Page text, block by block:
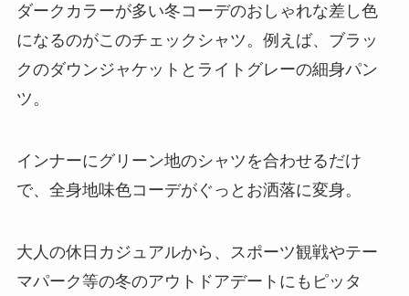
ダークカラーが多い冬コーデのおしゃれな差し色
になるのがこのチェックシャツ。例えば、ブラッ
クのダウンジャケットとライトグレーの細身パン
ツ。
インナーにグリーン地のシャツを合わせるだけ
で、全身地味色コーデがぐっとお洒落に変身。
大人の休日カジュアルから、スポーツ観戦やテー
マパーク等の冬のアウトドアデートにもピッタ